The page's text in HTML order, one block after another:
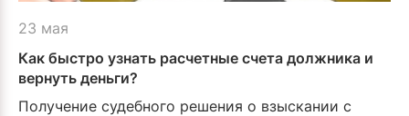
23 мая
Как быстро узнать расчетные счета должника и
вернуть деньги?
Получение судебного решения о взыскании с